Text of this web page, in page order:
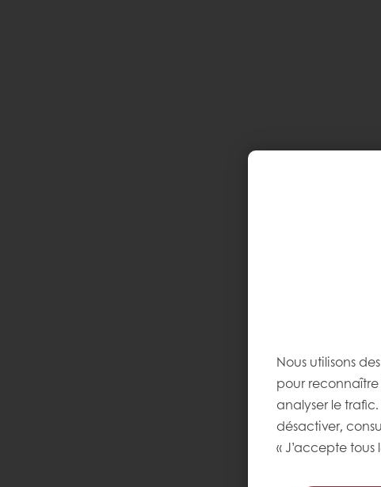
Nous utilisons
pour reconnaître
analyser le
désactiver,
« J’accepte tous